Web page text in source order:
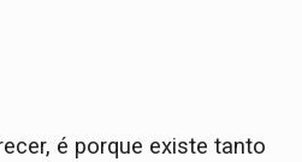
é porque existe tanto